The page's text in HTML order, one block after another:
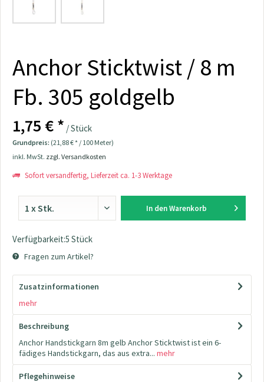
Anchor Sticktwist / 8 m
Fb. 305 goldgelb
1,75 € * / Stück
Grundpreis: (21,88 € * / 100 Meter)
inkl. MwSt. zzgl. Versandkosten
Sofort versandfertig, Lieferzeit ca. 1-3 Werktage
In den Warenkorb
Verfügbarkeit:5 Stück
Fragen zum Artikel?
Zusatzinformationen
mehr
Beschreibung
Anchor Handstickgarn 8m gelb Anchor Sticktwist ist ein 6-
fädiges Handstickgarn, das aus extra... mehr
Pflegehinweise